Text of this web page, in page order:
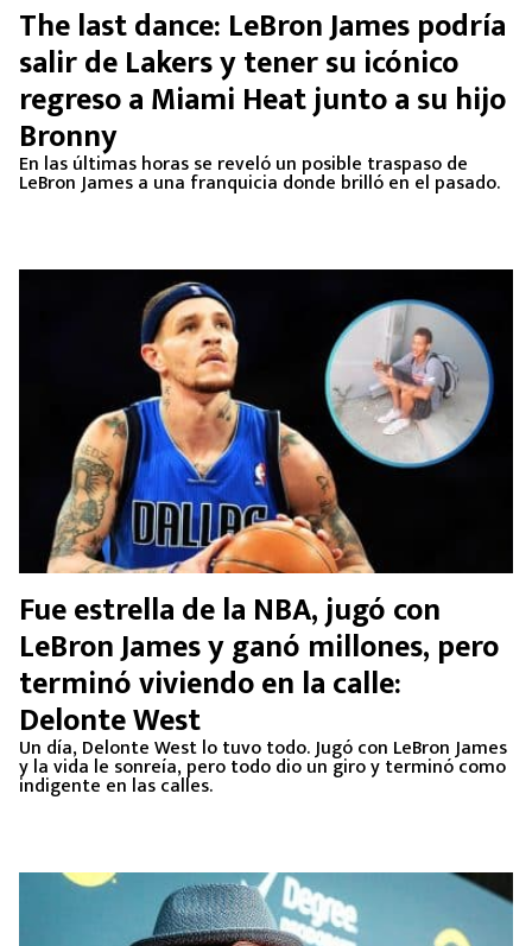
The last dance: LeBron James podría
salir de Lakers y tener su icónico
regreso a Miami Heat junto a su hijo
Bronny
En las últimas horas se reveló un posible traspaso de
LeBron James a una franquicia donde brilló en el pasado.
Fue estrella de la NBA, jugó con
LeBron James y ganó millones, pero
terminó viviendo en la calle:
Delonte West
Un día, Delonte West lo tuvo todo. Jugó con LeBron James
y la vida le sonreía, pero todo dio un giro y terminó como
indigente en las calles.